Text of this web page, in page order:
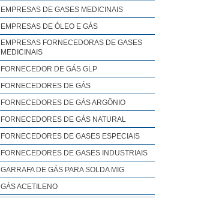
EMPRESAS DE GASES MEDICINAIS
EMPRESAS DE ÓLEO E GÁS
EMPRESAS FORNECEDORAS DE GASES
MEDICINAIS
FORNECEDOR DE GÁS GLP
FORNECEDORES DE GÁS
FORNECEDORES DE GÁS ARGÔNIO
FORNECEDORES DE GÁS NATURAL
FORNECEDORES DE GASES ESPECIAIS
FORNECEDORES DE GASES INDUSTRIAIS
GARRAFA DE GÁS PARA SOLDA MIG
GÁS ACETILENO